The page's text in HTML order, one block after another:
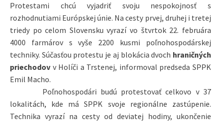
Protestami chcú vyjadriť svoju nespokojnosť s
rozhodnutiami Európskej únie. Na cesty prvej, druhej i tretej
triedy po celom Slovensku vyrazí vo štvrtok 22. februára
4000 farmárov s vyše 2200 kusmi poľnohospodárskej
techniky. Súčasťou protestu je aj blokácia dvoch hraničných
priechodov v Holíči a Trstenej, informoval predseda SPPK
Emil Macho.
Poľnohospodári budú protestovať celkovo v 37
lokalitách, kde má SPPK svoje regionálne zastúpenie.
Technika vyrazí na cesty od deviatej hodiny, ukončenie